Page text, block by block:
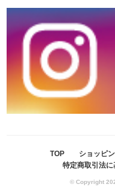
TOP ショッピ
特定商取引法
© Copyright